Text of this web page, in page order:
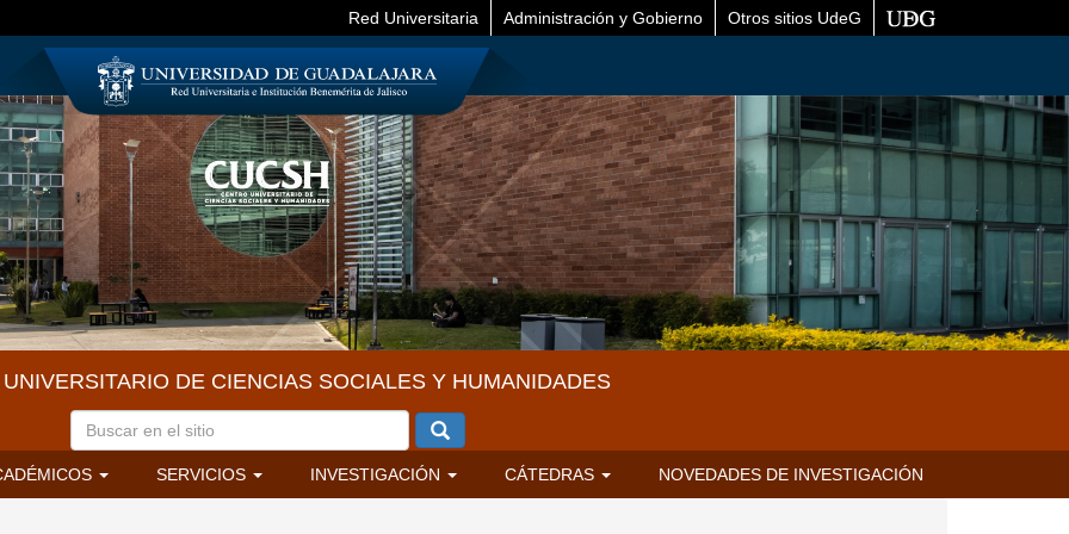
Red Universitaria Administración y Gobierno Otros sitios UdeG
DE CIENCIAS SOCIALES Y HUMANIDADES
SERVICIOS INVESTIGACIÓN CÁTEDRAS NOVEDADES DE INVESTIGACIÓN